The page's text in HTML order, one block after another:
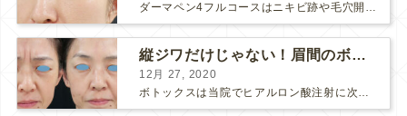
ダーマペン4フルコースはニキビ跡や毛穴開きで悩まれている方に自信を持ってお勧めできる美肌治療です。 ↑ ダーマペン4フルコースを4回行いました。 ニキビ跡と毛穴開きが改善して肌のキメが整いまし...
縦ジワだけじゃない！眉間のボトックス注射
12月 27, 2020
ボトックスは当院でヒアルロン酸注射に次いで人気のある治療です。 私自身、美容治療が制限されていた妊娠・授乳中に一番やりたかったのはボトックスで、 「ボトックスが世の中から無くなったら困る！」と...